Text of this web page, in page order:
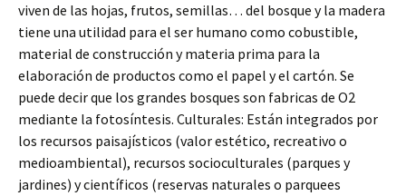
viven de las hojas, frutos, semillas… del bosque y la madera
tiene una utilidad para el ser humano como cobustible,
material de construcción y materia prima para la
elaboración de productos como el papel y el cartón. Se
puede decir que los grandes bosques son fabricas de O2
mediante la fotosíntesis. Culturales: Están integrados por
los recursos paisajísticos (valor estético, recreativo o
medioambiental), recursos socioculturales (parques y
jardines) y científicos (reservas naturales o parquees